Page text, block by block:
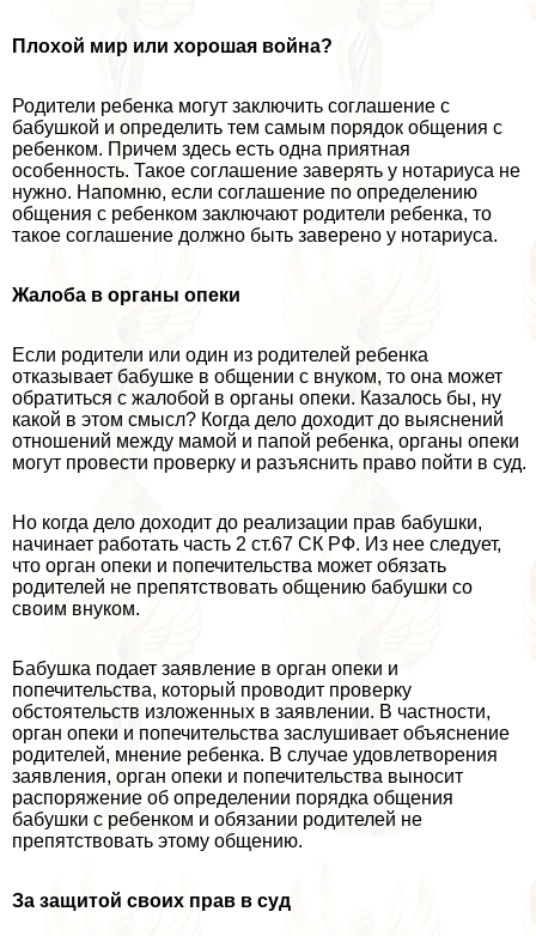
Плохой мир или хорошая война?
Родители ребенка могут заключить соглашение с
бабушкой и определить тем самым порядок общения с
ребенком. Причем здесь есть одна приятная
особенность. Такое соглашение заверять у нотариуса не
нужно. Напомню, если соглашение по определению
общения с ребенком заключают родители ребенка, то
такое соглашение должно быть заверено у нотариуса.
Жалоба в органы опеки
Если родители или один из родителей ребенка
отказывает бабушке в общении с внуком, то она может
обратиться с жалобой в органы опеки. Казалось бы, ну
какой в этом смысл? Когда дело доходит до выяснений
отношений между мамой и папой ребенка, органы опеки
могут провести проверку и разъяснить право пойти в суд.
Но когда дело доходит до реализации прав бабушки,
начинает работать часть 2 ст.67 СК РФ. Из нее следует,
что орган опеки и попечительства может обязать
родителей не препятствовать общению бабушки со
своим внуком.
Бабушка подает заявление в орган опеки и
попечительства, который проводит проверку
обстоятельств изложенных в заявлении. В частности,
орган опеки и попечительства заслушивает объяснение
родителей, мнение ребенка. В случае удовлетворения
заявления, орган опеки и попечительства выносит
распоряжение об определении порядка общения
бабушки с ребенком и обязании родителей не
препятствовать этому общению.
За защитой своих прав в суд